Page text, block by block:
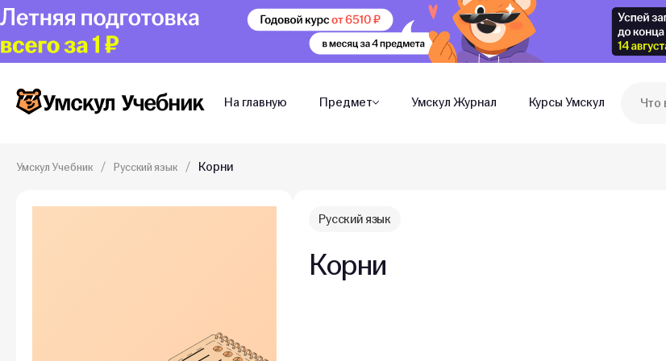
На главную Предмет Умскул Журнал Курсы Умскул
Умскул Учебник Русский язык Корни
Русский язык
Корни